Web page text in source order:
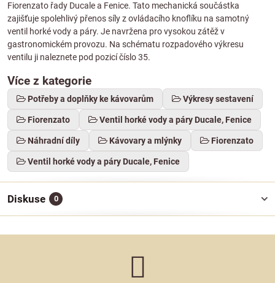
Fiorenzato řady Ducale a Fenice. Tato mechanická součástka
zajišťuje spolehlivý přenos síly z ovládacího knoflíku na samotný
ventil horké vody a páry. Je navržena pro vysokou zátěž v
gastronomickém provozu. Na schématu rozpadového výkresu
ventilu ji naleznete pod pozicí číslo 35.
Více z kategorie
Potřeby a doplňky ke kávovarům Výkresy sestavení
Fiorenzato Ventil horké vody a páry Ducale, Fenice
Náhradní díly Kávovary a mlýnky Fiorenzato
Ventil horké vody a páry Ducale, Fenice
Diskuse 0